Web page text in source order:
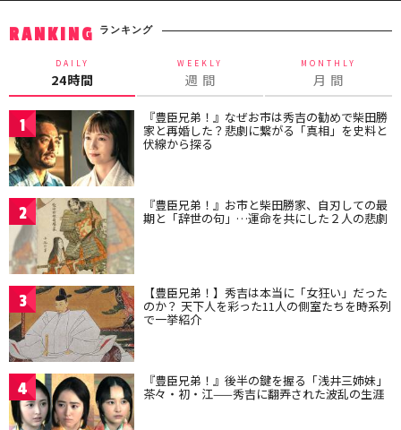
RANKING ランキング
DAILY
24時間
WEEKLY
週 間
MONTHLY
月 間
1 『豊臣兄弟！』なぜお市は秀吉の勧めで柴田勝
家と再婚した？悲劇に繋がる「真相」を史料と
伏線から探る
2 『豊臣兄弟！』お市と柴田勝家、自刃しての最
期と「辞世の句」…運命を共にした２人の悲劇
3 【豊臣兄弟！】秀吉は本当に「女狂い」だった
のか？ 天下人を彩った11人の側室たちを時系列
で一挙紹介
4 『豊臣兄弟！』後半の鍵を握る「浅井三姉妹」
茶々・初・江——秀吉に翻弄された波乱の生涯